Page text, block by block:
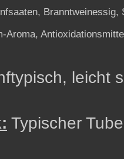
Aroma,
leicht
Typischer